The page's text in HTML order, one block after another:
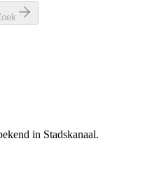
in Stadskanaal.